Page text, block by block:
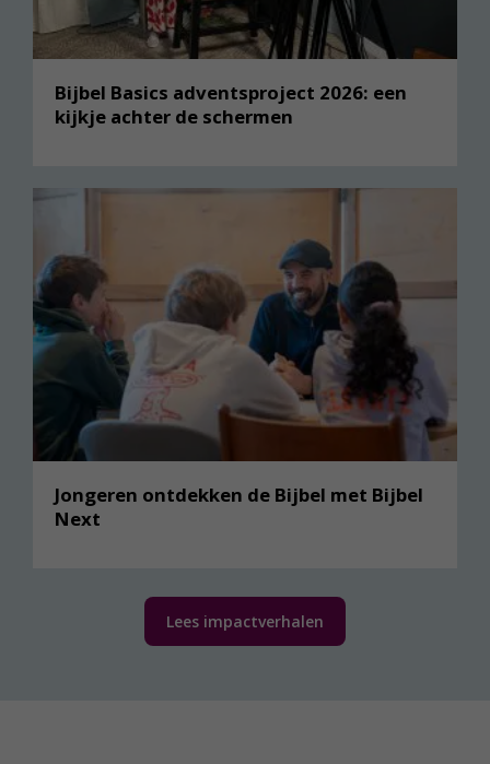
Eén van de leiders sterft13
Terwijl ik tegen de groep
mannen aan het spreken was, stierf Pelatja, de
zoon van Benaja. Toen liet ik me neervallen op mijn
knieën, en ik schreeuwde: ‘Ach, Heer, mijn God, gaat
u nu die paar Israëlieten die over zijn, ook nog
Bijbel Basics adventsproject 2026: een
kijkje achter de schermen
Jongeren ontdekken de Bijbel met Bijbel
Next
Lees impactverhalen